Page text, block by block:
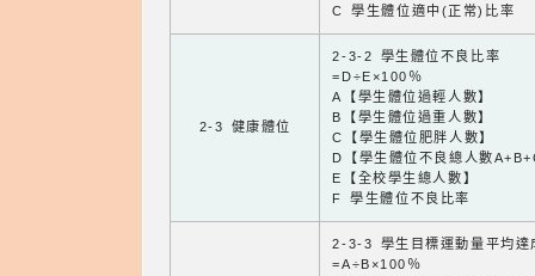
C 學生體位適中(正常)比率
2-3 健康體位
2-3-2 學生體位不良比率
=D÷E×100％
A【學生體位過輕人數】
B【學生體位過重人數】
C【學生體位肥胖人數】
D【學生體位不良總人數
E【全校學生總人數】
F 學生體位不良比率
2-3-3 學生目標運動量平均達
=A÷B×100％